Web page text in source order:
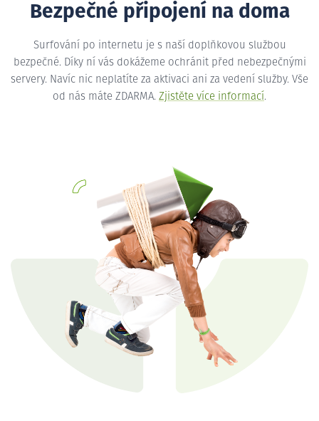
Bezpečné připojení na doma
Surfování po internetu je s naší doplňkovou službou
bezpečné. Díky ní vás dokážeme ochránit před nebezpečnými
servery. Navíc nic neplatíte za aktivaci ani za vedení služby. Vše
od nás máte ZDARMA. Zjistěte více informací.